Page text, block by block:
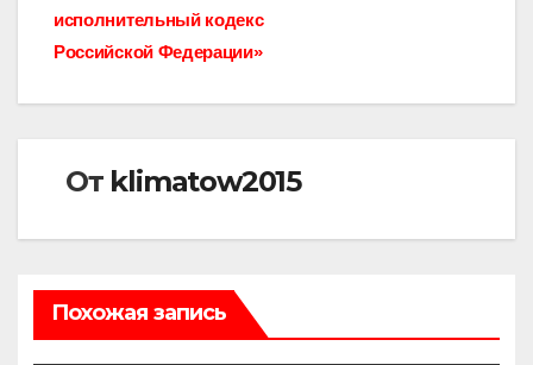
исполнительный кодекс
Российской Федерации»
От klimatow2015
Похожая запись